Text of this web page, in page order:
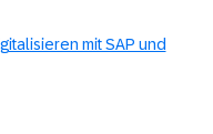
mit SAP und